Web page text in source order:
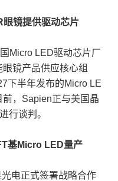
镜提供驱动芯片
Micro LED驱动芯片厂
镜产品供应核心组
下半年发布的Micro LE
，Sapien正与美国晶
行谈判。
基Micro LED量产
电正式签署战略合作